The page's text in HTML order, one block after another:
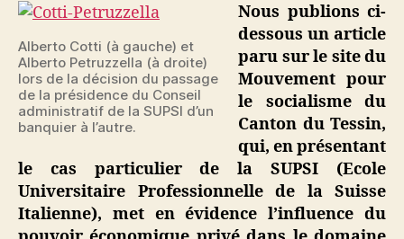
Alberto Cotti (à gauche) et
Alberto Petruzzella (à droite)
lors de la décision du passage
de la présidence du Conseil
administratif de la SUPSI d’un
banquier à l’autre.
Nous publions ci-
dessous un article
paru sur le site du
Mouvement pour
le socialisme du
Canton du Tessin,
qui, en présentant
le cas particulier de la SUPSI (Ecole
Universitaire Professionnelle de la Suisse
Italienne), met en évidence l’influence du